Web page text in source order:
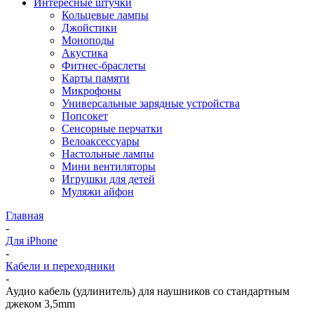
Интересные штучки
Кольцевые лампы
Джойстики
Моноподы
Акустика
Фитнес-браслеты
Карты памяти
Микрофоны
Универсальные зарядные устройства
Попсокет
Сенсорные перчатки
Велоаксессуары
Настольные лампы
Мини вентиляторы
Игрушки для детей
Муляжи айфон
Главная
-
Для iPhone
-
Кабели и переходники
-
Аудио кабель (удлинитель) для наушников со стандартным
джеком 3,5mm